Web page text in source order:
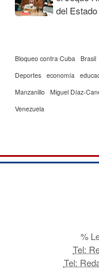
del
Bloqueo contra Cuba Brasil
Deportes economía
Manzanillo Miguel Díaz-
Venezuela
%
Tel:
Tel: